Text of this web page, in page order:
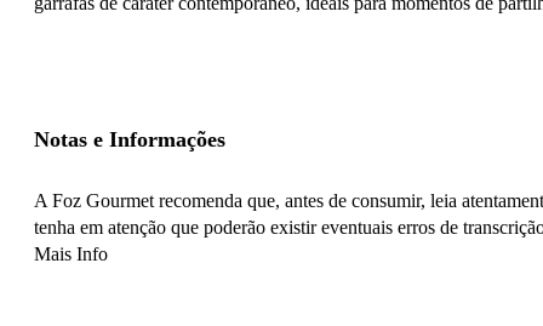
Notas e Informações
A Foz Gourmet recomenda que, antes de consumir, leia
tenha em atenção que poderão existir eventuais erros de
Mais Info